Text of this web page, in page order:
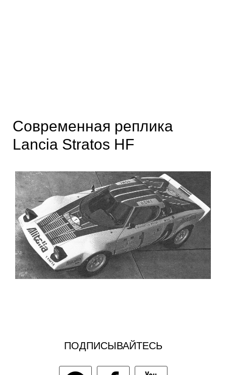
Современная реплика
Lancia Stratos HF
ПОДПИСЫВАЙТЕСЬ